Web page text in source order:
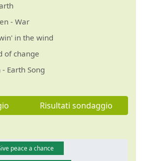
- War
in the wind
of change
Earth Song
Risultati sondaggio
peace a chance